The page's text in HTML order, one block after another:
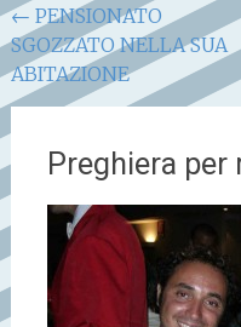
Navigazione
articoli
← PENSIONATO
SGOZZATO NELLA SUA
ABITAZIONE
Preghiera per